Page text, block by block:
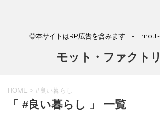
◎本サイトはRP広告を含みます -
モット・ファクト
HOME > #良い暮らし
「 #良い暮らし 」 一覧